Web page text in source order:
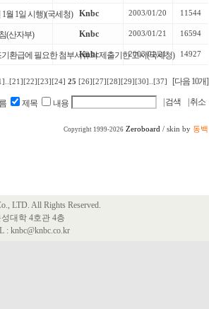
월 1일 시행)(국세청) Knbc 2003/01/20 11544
(산자부) Knbc 2003/01/21 16594
환급에 필요한 첨부서류의 제출기한 고시(국세청)
Knbc 2003/01/21 14927
[21] [22] [23] [24] 25 [26] [27] [28] [29] [30] [37] [다음 10개]
제목 내용
Copyright 1999-2026 Zeroboard / skin by 동백
LTD. All Rights Reserved.
대학 4호관 4층
: knbc@knbc.co.kr